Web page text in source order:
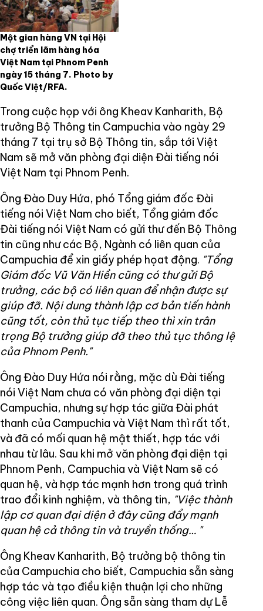
Một gian hàng VN tại Hội
chợ triển lãm hàng hóa
Việt Nam tại Phnom Penh
ngày 15 tháng 7. Photo by
Quốc Việt/RFA.
Trong cuộc họp với ông Kheav Kanharith, Bộ
trưởng Bộ Thông tin Campuchia vào ngày 29
tháng 7 tại trụ sở Bộ Thông tin, sắp tới Việt
Nam sẽ mở văn phòng đại diện Đài tiếng nói
Việt Nam tại Phnom Penh.
Ông Đào Duy Hứa, phó Tổng giám đốc Đài
tiếng nói Việt Nam cho biết, Tổng giám đốc
Đài tiếng nói Việt Nam có gửi thư đến Bộ Thông
tin cũng như các Bộ, Ngành có liên quan của
Campuchia để xin giấy phép họat động. "Tổng
Giám đốc Vũ Văn Hiền cũng có thư gửi Bộ
trưởng, các bộ có liên quan để nhận được sự
giúp đỡ. Nội dung thành lập cơ bản tiến hành
cũng tốt, còn thủ tục tiếp theo thì xin trân
trọng Bộ trưởng giúp đỡ theo thủ tục thông lệ
của Phnom Penh."
Ông Đào Duy Hứa nói rằng, mặc dù Đài tiếng
nói Việt Nam chưa có văn phòng đại diện tại
Campuchia, nhưng sự hợp tác giữa Đài phát
thanh của Campuchia và Việt Nam thì rất tốt,
và đã có mối quan hệ mật thiết, hợp tác với
nhau từ lâu. Sau khi mở văn phòng đại diện tại
Phnom Penh, Campuchia và Việt Nam sẽ có
quan hệ, và hợp tác mạnh hơn trong quá trình
trao đổi kinh nghiệm, và thông tin, "Việc thành
lập cơ quan đại diện ở đây cũng đẩy mạnh
quan hệ cả thông tin và truyền thống… "
Ông Kheav Kanharith, Bộ trưởng bộ thông tin
của Campuchia cho biết, Campuchia sẵn sàng
hợp tác và tạo điều kiện thuận lợi cho những
công việc liên quan. Ông sẵn sàng tham dự Lễ